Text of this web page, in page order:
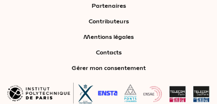
Partenaires
Contributeurs
Mentions légales
Contacts
Gérer mon consentement